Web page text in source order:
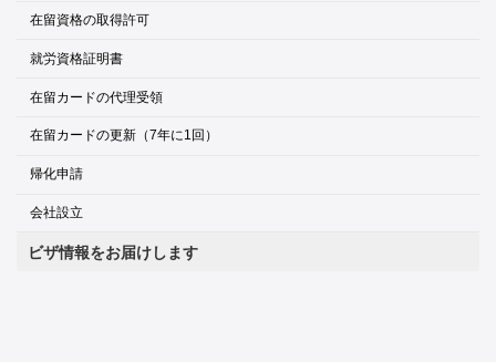
在留資格の取得許可
就労資格証明書
在留カードの代理受領
在留カードの更新（7年に1回）
帰化申請
会社設立
ビザ情報をお届けします